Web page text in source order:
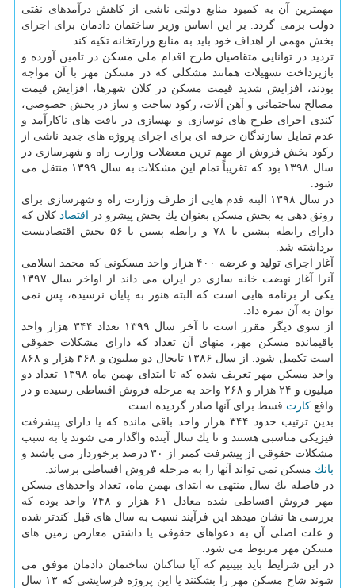
مهمترین آن به كمبود منابع دولتی ناشی از كاهش درآمدهای نفتی
دولت برمی گردد. بر این اساس وزیر ساختمان دادمان برای اجرای
بخش مهمی از اهداف خود باید به منابع وزارتخانه تكیه كند.
تردید در توانایی متقاضیان طرح اقدام ملی مسكن در تامین آورده و
بازپرداخت تسهیلات همانند مشكلی كه در مسكن مهر با آن مواجه
بودند، افزایش شدید قیمت مسكن در كلان شهرها، افزایش قیمت
مصالح ساختمانی و آهن آلات، ركود ساخت و ساز در بخش خصوصی،
كندی اجرای طرح های نوسازی و بهسازی در بافت های ناكارآمد و
عدم تمایل سازندگان حرفه ای برای اجرای پروژه های جدید ناشی از
ركود بخش فروش از مهم ترین معضلات وزارت راه و شهرسازی در
سال ۱۳۹۸ بود كه تقریباً تمام این مشكلات به سال ۱۳۹۹ منتقل می
شود.
در سال ۱۳۹۸ البته قدم هایی از طرف وزارت راه و شهرسازی برای
رونق دهی به بخش مسكن بعنوان یك بخش پیشرو در اقتصاد كلان كه
دارای رابطه پیشین با ۷۸ و رابطه پسین با ۵۶ بخش اقتصادیست
برداشته شد.
آغاز اجرای تولید و عرضه ۴۰۰ هزار واحد مسكونی كه محمد اسلامی
آنرا آغاز نهضت خانه سازی در ایران می داند از اواخر سال ۱۳۹۷
یكی از برنامه هایی است كه البته هنوز به پایان نرسیده، پس نمی
توان به آن نمره داد.
از سوی دیگر مقرر است تا آخر سال ۱۳۹۹ تعداد ۳۴۴ هزار واحد
باقیمانده مسكن مهر، منهای آن تعداد كه دارای مشكلات حقوقی
است تكمیل شود. از سال ۱۳۸۶ تابحال دو میلیون و ۳۶۸ هزار و ۸۶۸
واحد مسكن مهر تعریف شده كه تا ابتدای بهمن ماه ۱۳۹۸ تعداد دو
میلیون و ۲۴ هزار و ۲۶۸ واحد به مرحله فروش اقساطی رسیده و در
واقع كارت قسط برای آنها صادر گردیده است.
بدین ترتیب حدود ۳۴۴ هزار واحد باقی مانده كه یا دارای پیشرفت
فیزیكی مناسبی هستند و تا یك سال آینده واگذار می شوند یا به سبب
مشكلات حقوقی از پیشرفت كمتر از ۳۰ درصد برخوردار می باشند و
بانك مسكن نمی تواند آنها را به مرحله فروش اقساطی برساند.
در فاصله یك سال منتهی به ابتدای بهمن ماه، تعداد واحدهای مسكن
مهر فروش اقساطی شده معادل ۶۱ هزار و ۷۴۸ واحد بوده كه
بررسی ها نشان میدهد این فرآیند نسبت به سال های قبل كندتر شده
و علت اصلی آن به دعواهای حقوقی یا داشتن معارض زمین های
مسكن مهر مربوط می شود.
در این شرایط باید ببینیم كه آیا ساكنان ساختمان دادمان موفق می
شوند شاخ مسكن مهر را بشكنند یا این پروژه فرسایشی كه ۱۳ سال